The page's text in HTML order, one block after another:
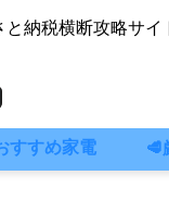
納税横断攻略サイ
すめ家電 🥩